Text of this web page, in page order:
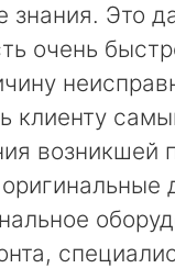
знания. Это
очень
клиенту
возникшей